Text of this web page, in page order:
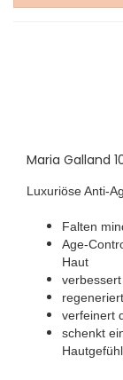
Maria Galland
Luxuriöse Anti-
Falten
Age-
Haut
verfeinert
schenkt